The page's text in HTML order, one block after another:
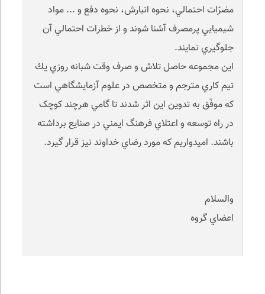
مضرّات احتمالي، نحوه انبارش، نحوه دفع و ... مواد
شيميايي پرمصرف آشنا شوند و از خطرات احتمالي آن
جلوگيري نمايند.
اين مجموعه حاصل تلاش و صرف وقت شبانه روزي يك
تيم كاري مترجم و متخصص در علوم آزمايشگاهي است
كه موفّق به تدوين اين اثر شدند تا گامي هرچند کوچک
در راه توسعه و اعتلاي فرهنگ ايمني در صنايع برداشته
باشند. اميدواريم که مورد رضاي خداوند نيز قرار گيرد.
والسلام
اعضاي گروه